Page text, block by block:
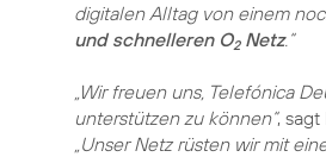
digitalen Alltag von einem
und schnelleren O2Netz.“
„Wir freuen uns, Telefónica
unterstützen zu können“, sagt
„Unser Netz rüsten wir mit